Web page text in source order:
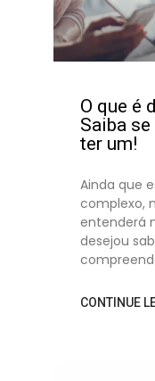
O que é
Saiba
ter um!
Ainda que
complexo,
entenderá
desejou
CONTINUE